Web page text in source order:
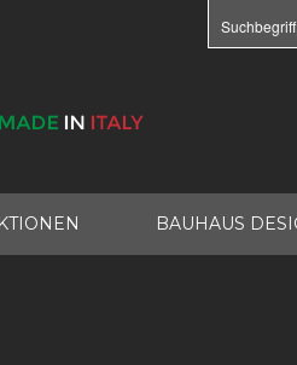
BAUHAUS